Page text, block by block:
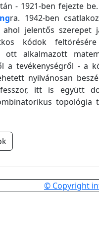
- 1921-ben fejezte
ra. 1942-ben
ahol jelentős
kódok feltörésére
ott alkalmazott
a tevékenységről - a
nyilvánosan
itt is együtt
topológia
© Copyright